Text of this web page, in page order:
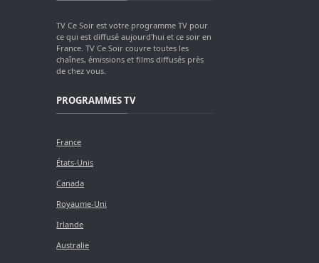
TV Ce Soir est votre programme TV pour
ce qui est diffusé aujourd'hui et ce soir en
France. TV Ce Soir couvre toutes les
chaînes, émissions et films diffusés près
de chez vous.
PROGRAMMES TV
France
États-Unis
Canada
Royaume-Uni
Irlande
Australie